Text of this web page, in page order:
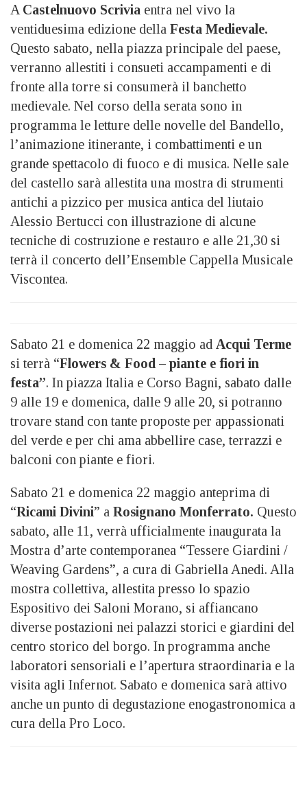
A Castelnuovo Scrivia entra nel vivo la
ventiduesima edizione della Festa Medievale.
Questo sabato, nella piazza principale del paese,
verranno allestiti i consueti accampamenti e di
fronte alla torre si consumerà il banchetto
medievale. Nel corso della serata sono in
programma le letture delle novelle del Bandello,
l’animazione itinerante, i combattimenti e un
grande spettacolo di fuoco e di musica. Nelle sale
del castello sarà allestita una mostra di strumenti
antichi a pizzico per musica antica del liutaio
Alessio Bertucci con illustrazione di alcune
tecniche di costruzione e restauro e alle 21,30 si
terrà il concerto dell’Ensemble Cappella Musicale
Viscontea.
Sabato 21 e domenica 22 maggio ad Acqui Terme
si terrà “Flowers & Food – piante e fiori in
festa”. In piazza Italia e Corso Bagni, sabato dalle
9 alle 19 e domenica, dalle 9 alle 20, si potranno
trovare stand con tante proposte per appassionati
del verde e per chi ama abbellire case, terrazzi e
balconi con piante e fiori.
Sabato 21 e domenica 22 maggio anteprima di
“Ricami Divini” a Rosignano Monferrato. Questo
sabato, alle 11, verrà ufficialmente inaugurata la
Mostra d’arte contemporanea “Tessere Giardini /
Weaving Gardens”, a cura di Gabriella Anedi. Alla
mostra collettiva, allestita presso lo spazio
Espositivo dei Saloni Morano, si affiancano
diverse postazioni nei palazzi storici e giardini del
centro storico del borgo. In programma anche
laboratori sensoriali e l’apertura straordinaria e la
visita agli Infernot. Sabato e domenica sarà attivo
anche un punto di degustazione enogastronomica a
cura della Pro Loco.